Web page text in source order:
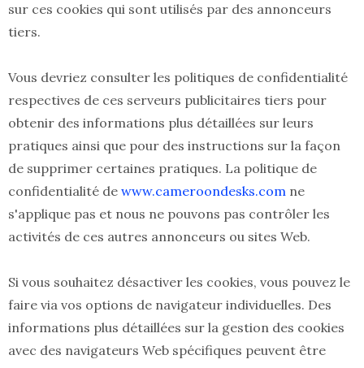
sur ces cookies qui sont utilisés par des annonceurs
tiers.
Vous devriez consulter les politiques de confidentialité
respectives de ces serveurs publicitaires tiers pour
obtenir des informations plus détaillées sur leurs
pratiques ainsi que pour des instructions sur la façon
de supprimer certaines pratiques. La politique de
confidentialité de www.cameroondesks.com ne
s'applique pas et nous ne pouvons pas contrôler les
activités de ces autres annonceurs ou sites Web.
Si vous souhaitez désactiver les cookies, vous pouvez le
faire via vos options de navigateur individuelles. Des
informations plus détaillées sur la gestion des cookies
avec des navigateurs Web spécifiques peuvent être